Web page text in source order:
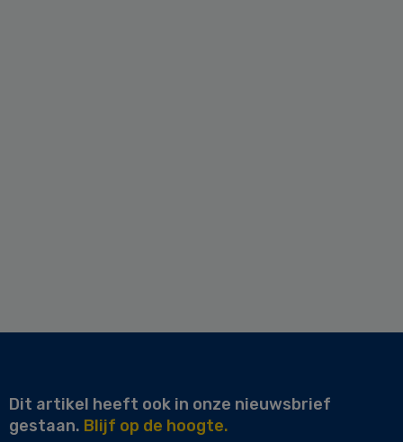
Dit artikel heeft ook in onze nieuwsbrief
gestaan. Blijf op de hoogte.